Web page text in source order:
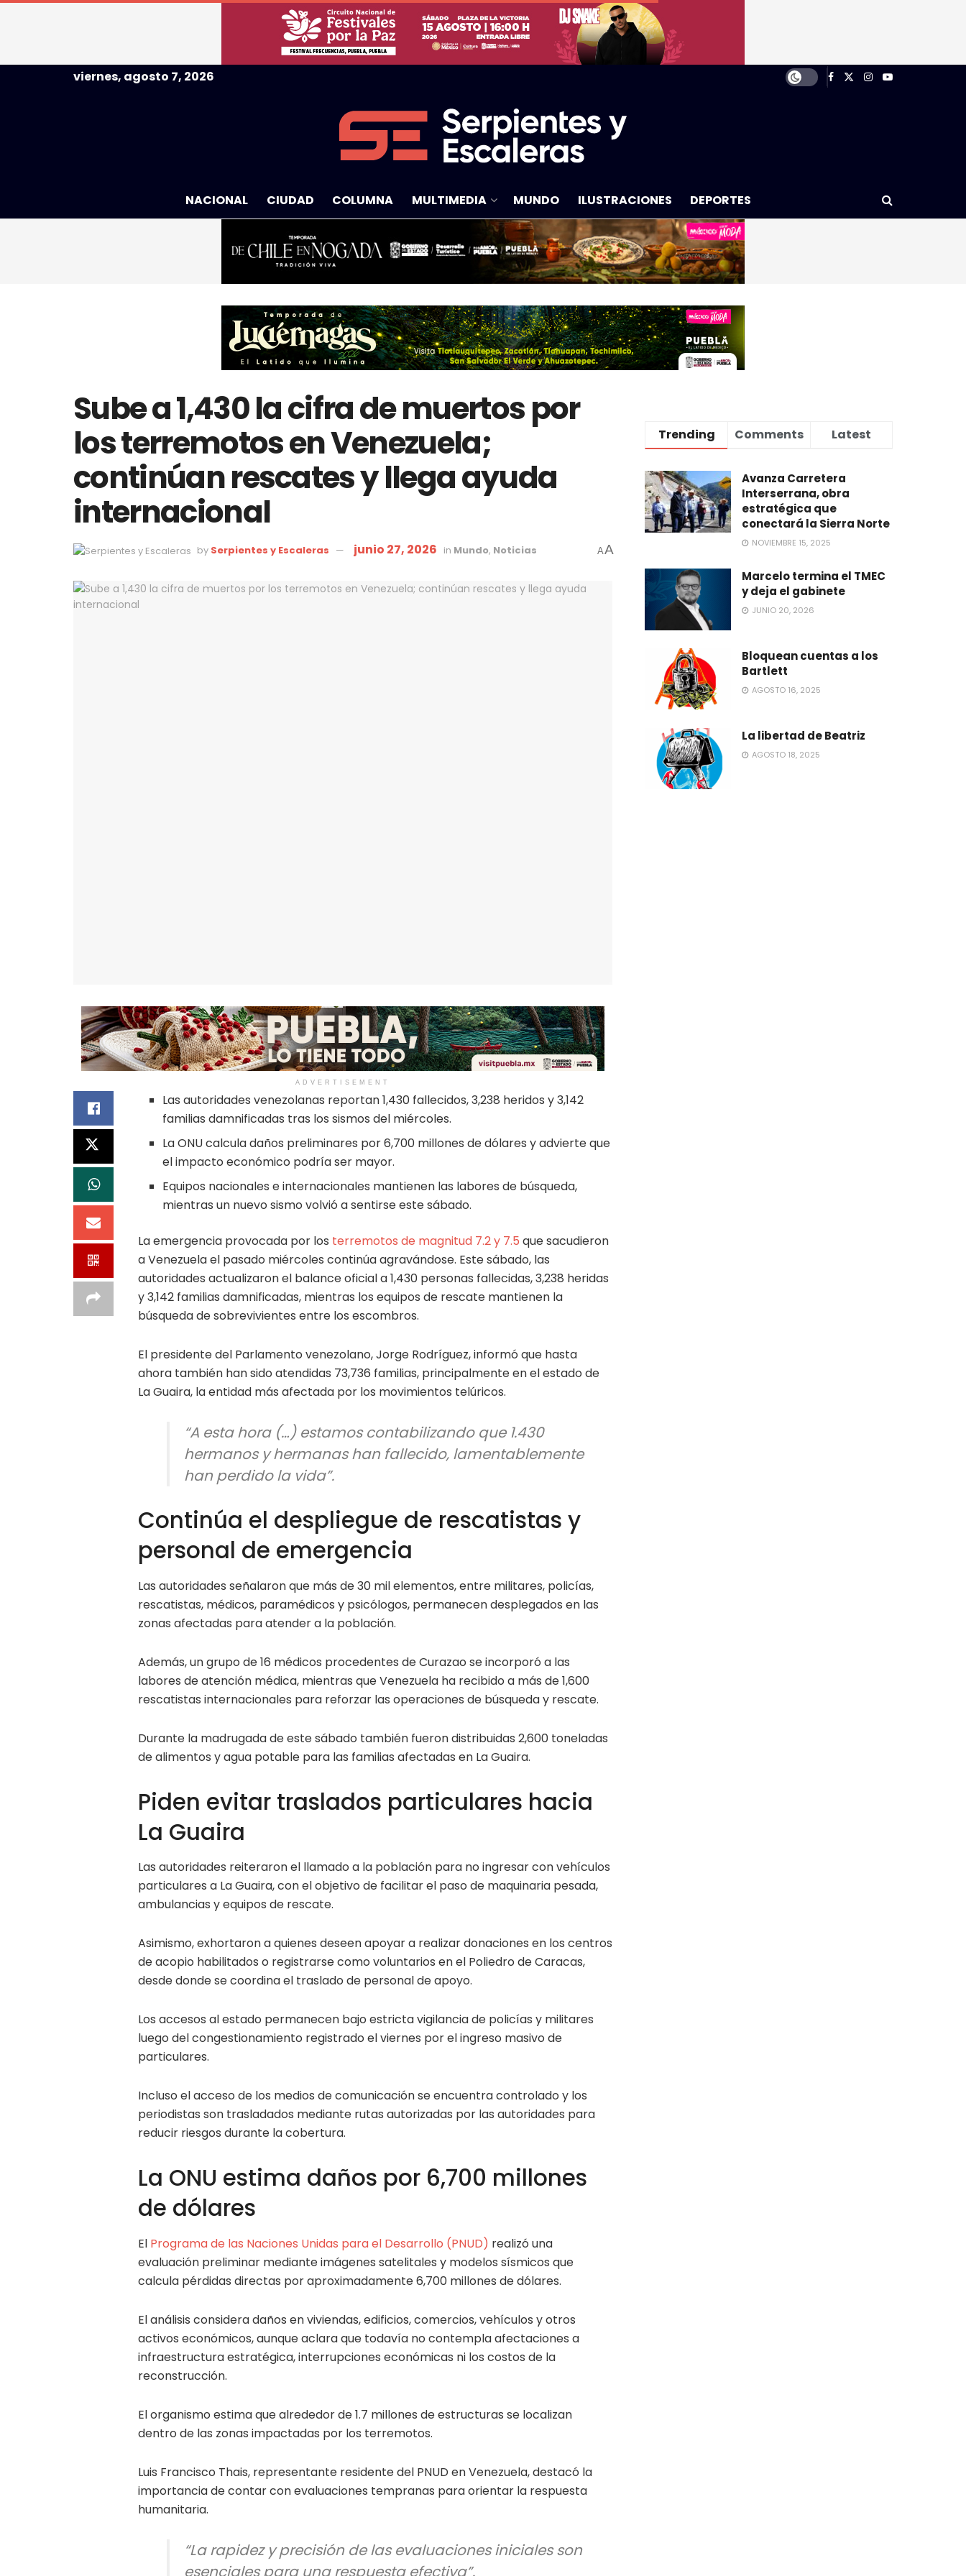
viernes, agosto 7, 2026
NACIONAL CIUDAD COLUMNA MULTIMEDIA MUNDO ILUSTRACIONES DEPORTES
Sube a 1,430 la cifra de muertos por
los terremotos en Venezuela;
continúan rescates y llega ayuda
internacional
by Serpientes y Escaleras junio 27, 2026 in Mundo, Noticias AA
ADVERTISEMENT
Las autoridades venezolanas reportan 1,430 fallecidos, 3,238 heridos y 3,142
familias damnificadas tras los sismos del miércoles.
La ONU calcula daños preliminares por 6,700 millones de dólares y advierte que
el impacto económico podría ser mayor.
Equipos nacionales e internacionales mantienen las labores de búsqueda,
mientras un nuevo sismo volvió a sentirse este sábado.
La emergencia provocada por los terremotos de magnitud 7.2 y 7.5 que sacudieron
a Venezuela el pasado miércoles continúa agravándose. Este sábado, las
autoridades actualizaron el balance oficial a 1,430 personas fallecidas, 3,238 heridas
y 3,142 familias damnificadas, mientras los equipos de rescate mantienen la
búsqueda de sobrevivientes entre los escombros.
El presidente del Parlamento venezolano, Jorge Rodríguez, informó que hasta
ahora también han sido atendidas 73,736 familias, principalmente en el estado de
La Guaira, la entidad más afectada por los movimientos telúricos.
“A esta hora (…) estamos contabilizando que 1.430
hermanos y hermanas han fallecido, lamentablemente
han perdido la vida”.
Continúa el despliegue de rescatistas y
personal de emergencia
Las autoridades señalaron que más de 30 mil elementos, entre militares, policías,
rescatistas, médicos, paramédicos y psicólogos, permanecen desplegados en las
zonas afectadas para atender a la población.
Además, un grupo de 16 médicos procedentes de Curazao se incorporó a las
labores de atención médica, mientras que Venezuela ha recibido a más de 1,600
rescatistas internacionales para reforzar las operaciones de búsqueda y rescate.
Durante la madrugada de este sábado también fueron distribuidas 2,600 toneladas
de alimentos y agua potable para las familias afectadas en La Guaira.
Piden evitar traslados particulares hacia
La Guaira
Las autoridades reiteraron el llamado a la población para no ingresar con vehículos
particulares a La Guaira, con el objetivo de facilitar el paso de maquinaria pesada,
ambulancias y equipos de rescate.
Asimismo, exhortaron a quienes deseen apoyar a realizar donaciones en los centros
de acopio habilitados o registrarse como voluntarios en el Poliedro de Caracas,
desde donde se coordina el traslado de personal de apoyo.
Los accesos al estado permanecen bajo estricta vigilancia de policías y militares
luego del congestionamiento registrado el viernes por el ingreso masivo de
particulares.
Incluso el acceso de los medios de comunicación se encuentra controlado y los
periodistas son trasladados mediante rutas autorizadas por las autoridades para
reducir riesgos durante la cobertura.
La ONU estima daños por 6,700 millones
de dólares
El Programa de las Naciones Unidas para el Desarrollo (PNUD) realizó una
evaluación preliminar mediante imágenes satelitales y modelos sísmicos que
calcula pérdidas directas por aproximadamente 6,700 millones de dólares.
El análisis considera daños en viviendas, edificios, comercios, vehículos y otros
activos económicos, aunque aclara que todavía no contempla afectaciones a
infraestructura estratégica, interrupciones económicas ni los costos de la
reconstrucción.
El organismo estima que alrededor de 1.7 millones de estructuras se localizan
dentro de las zonas impactadas por los terremotos.
Luis Francisco Thais, representante residente del PNUD en Venezuela, destacó la
importancia de contar con evaluaciones tempranas para orientar la respuesta
humanitaria.
“La rapidez y precisión de las evaluaciones iniciales son
esenciales para una respuesta efectiva”.
Trending Comments Latest
Avanza Carretera
Interserrana, obra
estratégica que
conectará la Sierra Norte
NOVIEMBRE 15, 2025
Marcelo termina el TMEC
y deja el gabinete
JUNIO 20, 2026
Bloquean cuentas a los
Bartlett
AGOSTO 16, 2025
La libertad de Beatriz
AGOSTO 18, 2025